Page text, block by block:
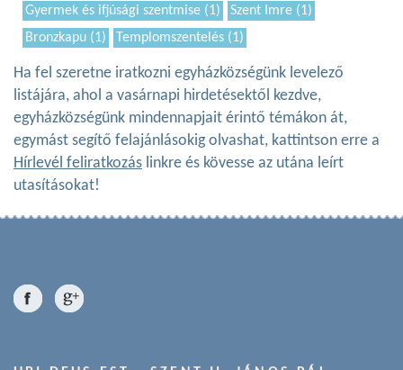
Gyermek és ifjúsági szentmise (1)
Szent Imre (1)
Bronzkapu (1)
Templomszentelés (1)
Ha fel szeretne iratkozni egyházközségünk levelező
listájára, ahol a vasárnapi hirdetésektől kezdve,
egyházközségünk mindennapjait érintő témákon át,
egymást segítő felajánlásokig olvashat, kattintson erre a
Hírlevél feliratkozás linkre és kövesse az utána leírt
utasításokat!